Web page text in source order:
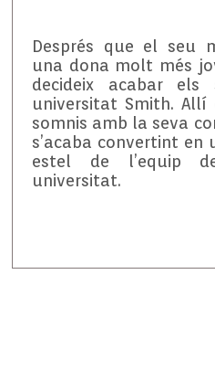
Després que el seu
una dona molt més
decideix acabar
universitat Smith. Allí
somnis amb la seva
s’acaba convertint en
estel de l’equip
universitat.